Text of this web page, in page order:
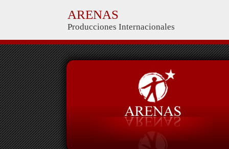
ARENAS
Producciones Internacionales